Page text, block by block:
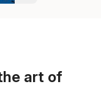
art of